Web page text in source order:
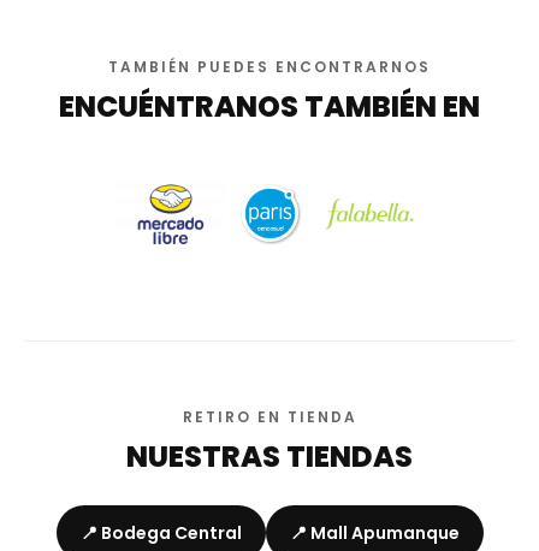
TAMBIÉN PUEDES ENCONTRARNOS
ENCUÉNTRANOS TAMBIÉN EN
RETIRO EN TIENDA
NUESTRAS TIENDAS
📍 Bodega Central 📍 Mall Apumanque